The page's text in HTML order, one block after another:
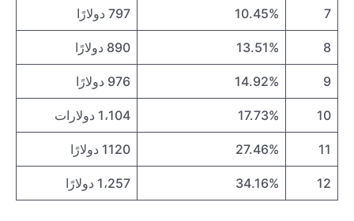
7
10.45% 797 دولارًا
8
13.51% 890 دولارًا
9
14.92% 976 دولارًا
10
17.73% 1،104 دولارات
11
27.46% 1120 دولارًا
12
34.16% 1،257 دولارًا